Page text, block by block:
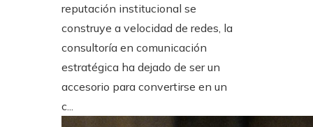
reputación institucional se
construye a velocidad de redes, la
consultoría en comunicación
estratégica ha dejado de ser un
accesorio para convertirse en un
c...